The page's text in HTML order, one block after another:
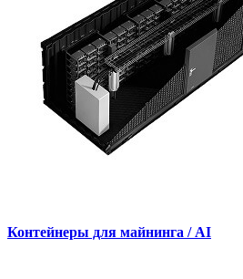
Контейнеры для майнинга / AI